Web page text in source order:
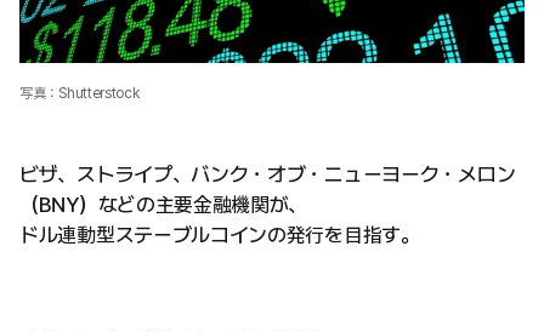
写真：Shutterstock
ビザ、ストライプ、バンク・オブ・ニューヨーク・メロン
（BNY）などの主要金融機関が、
ドル連動型ステーブルコインの発行を目指す。